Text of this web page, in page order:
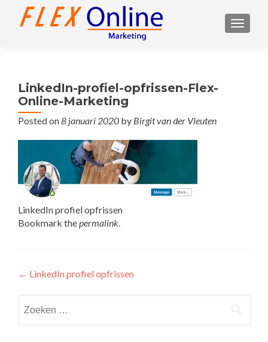
LinkedIn-profiel-opfrissen-Flex-
Online-Marketing
Posted on8 januari 2020 by Birgit van der Vleuten
LinkedIn profiel opfrissen
Bookmark thepermalink.
Post
navigation
← LinkedIn profiel opfrissen
naar: